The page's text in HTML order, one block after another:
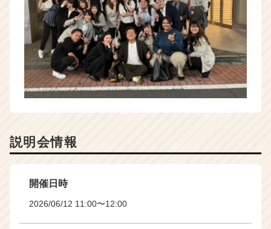
説明会情報
開催日時
2026/06/12 11:00〜12:00